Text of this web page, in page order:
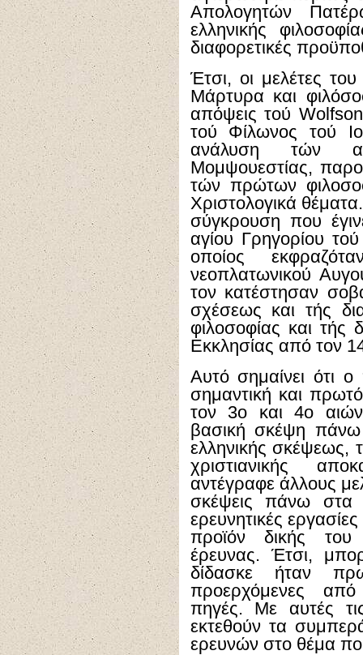
Απολογητών
ελληνικής
διαφορετικές
Έτσι, οι μελέτες
Μάρτυρα και
απόψεις τού
τού Φίλωνος τού
ανάλυση τών
Μομψουεστίας,
τών πρώτων
Χριστολογικά
σύγκρουση που
αγίου Γρηγορίου
οποίος
νεοπλατωνικού
τον κατέστησαν
σχέσεως και τής
φιλοσοφίας και τής
Εκκλησίας από τον
Αυτό σημαίνει ότι
σημαντική και
τον 3ο και 4ο
βασική σκέψη
ελληνικής σκέψεως,
χριστιανικής
αντέγραφε άλλους
σκέψεις πάνω στα
ερευνητικές
προϊόν δικής του
έρευνας. Έτσι,
δίδασκε ήταν
προερχόμενες από
πηγές. Με αυτές
εκτεθούν τα
ερευνών στο θέμα